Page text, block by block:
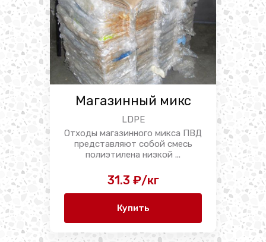
Магазинный микс
LDPE
Отходы магазинного микса ПВД
представляют собой смесь
полиэтилена низкой ...
31.3 ₽/кг
Купить